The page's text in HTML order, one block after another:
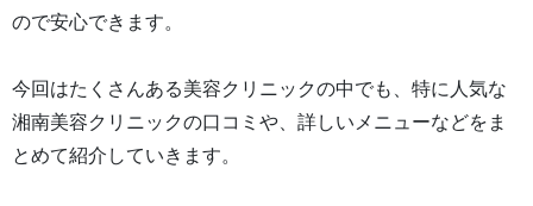
ので安心できます。
今回はたくさんある美容クリニックの中でも、特に人気な
湘南美容クリニックの口コミや、詳しいメニューなどをま
とめて紹介していきます。